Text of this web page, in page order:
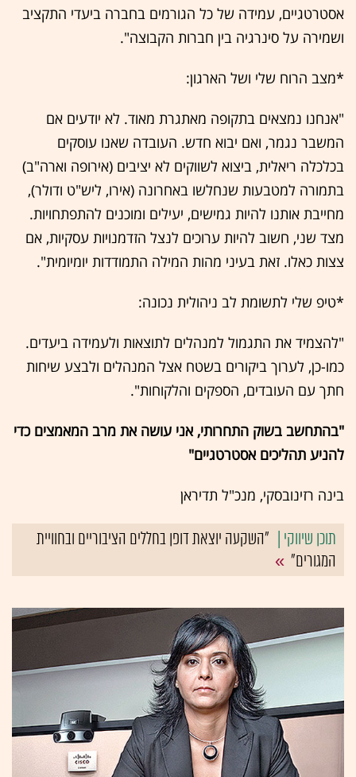
אסטרטגיים, עמידה של כל הגורמים בחברה ביעדי התקציב
ושמירה על סינרגיה בין חברות הקבוצה".
*מצב הרוח שלי ושל הארגון:
"אנחנו נמצאים בתקופה מאתגרת מאוד. לא יודעים אם
המשבר נגמר, ואם יבוא חדש. העובדה שאנו עוסקים
בכלכלה ריאלית, ביצוא לשווקים לא יציבים (אירופה וארה"ב)
בתמורה למטבעות שנחלשו באחרונה (אירו, ליש"ט ודולר),
מחייבת אותנו להיות גמישים, יעילים ומוכנים להתפתחויות.
מצד שני, חשוב להיות ערוכים לנצל הזדמנויות עסקיות, אם
צצות כאלו. זאת בעיני מהות המילה התמודדות יומיומית".
*טיפ שלי לתשומת לב ניהולית נכונה:
"להצמיד את התגמול למנהלים לתוצאות ולעמידה ביעדים.
כמו-כן, לערוך ביקורים בשטח אצל המנהלים ולבצע שיחות
חתך עם העובדים, הספקים והלקוחות".
"בהתחשב בשוק התחרותי, אני עושה את מרב המאמצים כדי
להניע תהליכים אסטרטגיים"
בינה רזינובסקי, מנכ"ל תדיראן
"השקעה יוצאת דופן בחללים הציבוריים ובחוויית
המגורים"